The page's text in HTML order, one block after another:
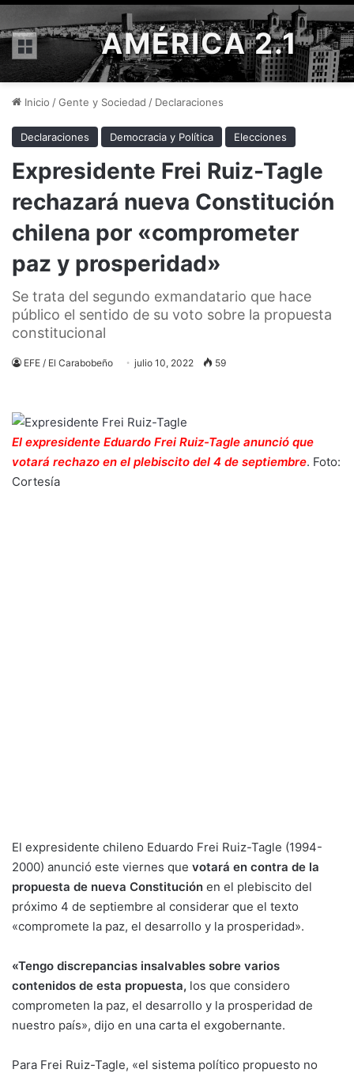
Menú AMÉRICA 2.1
Inicio /Gente y Sociedad / Declaraciones
Declaraciones Democracia y Política Elecciones
Expresidente Frei Ruiz-Tagle
rechazará nueva Constitución
chilena por «comprometer
paz y prosperidad»
Se trata del segundo exmandatario que hace
público el sentido de su voto sobre la propuesta
constitucional
EFE / El Carabobeño julio 10, 2022 59
El expresidente Eduardo Frei Ruiz-Tagle anunció que
votará rechazo en el plebiscito del 4 de septiembre. Foto:
Cortesía
El expresidente chileno Eduardo Frei Ruiz-Tagle (1994-
2000) anunció este viernes que votará en contra de la
propuesta de nueva Constitución en el plebiscito del
próximo 4 de septiembre al considerar que el texto
«compromete la paz, el desarrollo y la prosperidad».
«Tengo discrepancias insalvables sobre varios
contenidos de esta propuesta, los que considero
comprometen la paz, el desarrollo y la prosperidad de
nuestro país», dijo en una carta el exgobernante.
Para Frei Ruiz-Tagle, «el sistema político propuesto no